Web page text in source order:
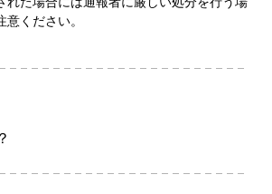
れた場合には通報者に厳しい処分を行う場
ください。